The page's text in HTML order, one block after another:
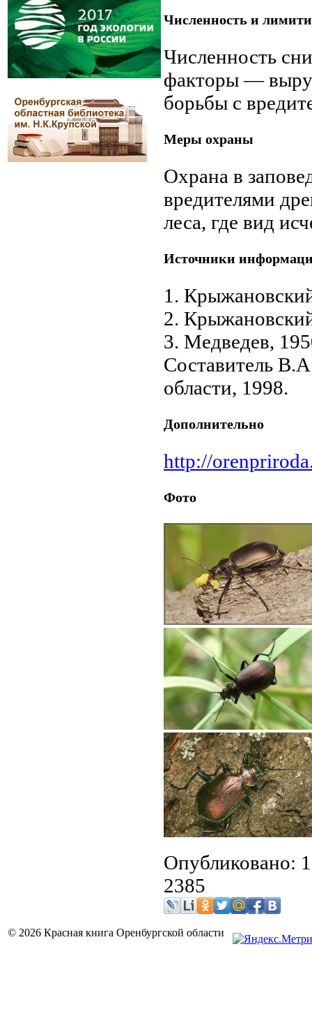
Численность и
Численность
факторы —
борьбы с
Меры охраны
Охрана в
вредителями
леса, где вид
Источники
1.
2.
3. Медведев,
Составитель
области, 1998.
Дополнительно
http://
Фото
Опубликовано:
2385
© 2026 Красная книга Оренбургской области